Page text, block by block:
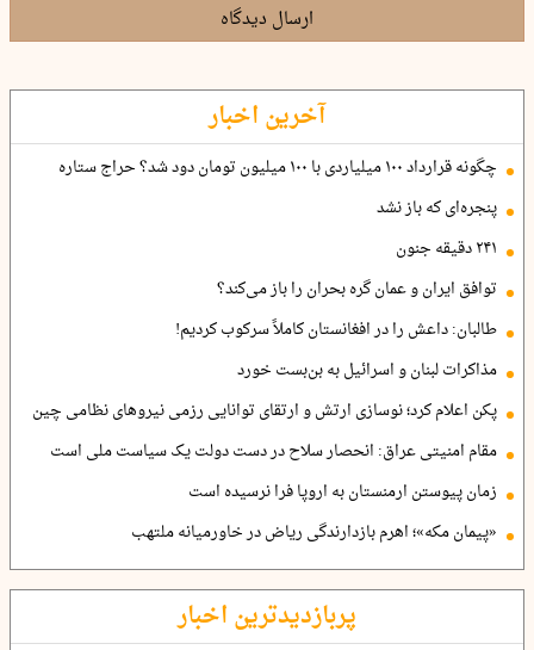
ارسال دیدگاه
آخرین اخبار
چگونه قرارداد ۱۰۰ میلیاردی با ۱۰۰ میلیون تومان دود شد؟ حراج ستاره
پنجره‌ای که باز نشد
۲۴۱ دقیقه جنون
توافق ایران و عمان گره بحران را باز می‌کند؟
طالبان: داعش را در افغانستان کاملاً سرکوب کردیم!
مذاکرات لبنان و اسرائیل به بن‌بست خورد
پکن اعلام کرد؛ نوسازی ارتش و ارتقای توانایی رزمی نیروهای نظامی چین
مقام امنیتی عراق: انحصار سلاح در دست دولت یک سیاست ملی است
زمان پیوستن ارمنستان به اروپا فرا نرسیده است
«پیمان مکه»؛ اهرم بازدارندگی ریاض در خاورمیانه ملتهب
پربازدیدترین اخبار